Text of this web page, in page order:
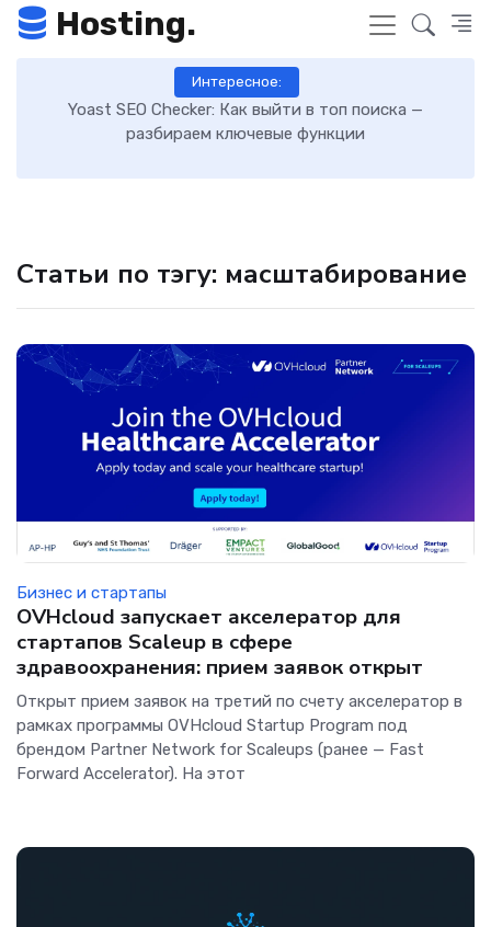
Hosting.
Интересное:
Yoast SEO Checker: Как выйти в топ поиска —
разбираем ключевые функции
Статьи по тэгу: масштабирование
Бизнес и стартапы
OVHcloud запускает акселератор для
стартапов Scaleup в сфере
здравоохранения: прием заявок открыт
Открыт прием заявок на третий по счету акселератор в
рамках программы OVHcloud Startup Program под
брендом Partner Network for Scaleups (ранее — Fast
Forward Accelerator). На этот